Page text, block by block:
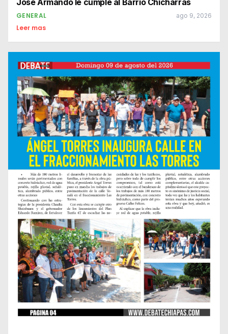
José Armando le cumple al Barrio Chicharras
GENERAL ago 9, 2026
Leer mas